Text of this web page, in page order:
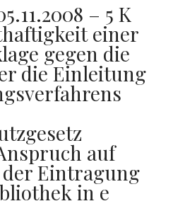
– 5 K
einer
gegen die
die Einleitung
auf
Eintragung
in e